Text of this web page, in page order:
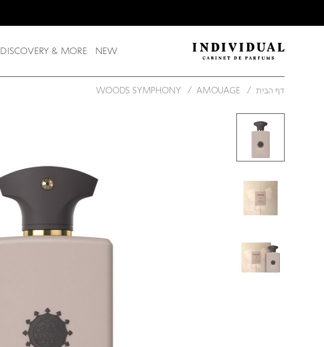
NEW
DISCOVERY & MORE
דף הבית AMOUAGE
WOODS SYMPHONY